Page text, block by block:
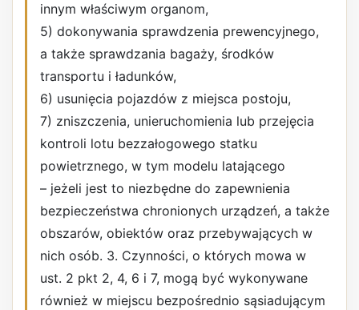
innym właściwym organom,
5) dokonywania sprawdzenia prewencyjnego,
a także sprawdzania bagaży, środków
transportu i ładunków,
6) usunięcia pojazdów z miejsca postoju,
7) zniszczenia, unieruchomienia lub przejęcia
kontroli lotu bezzałogowego statku
powietrznego, w tym modelu latającego
– jeżeli jest to niezbędne do zapewnienia
bezpieczeństwa chronionych urządzeń, a także
obszarów, obiektów oraz przebywających w
nich osób. 3. Czynności, o których mowa w
ust. 2 pkt 2, 4, 6 i 7, mogą być wykonywane
również w miejscu bezpośrednio sąsiadującym